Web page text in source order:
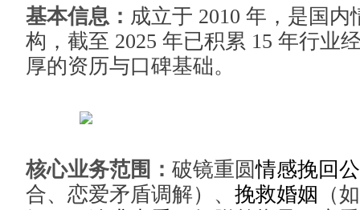
基本信息： 成立于 2010 年，是国
构，截至 2025 年已积累 15 年行业
厚的资历与口碑基础。
核心业务范围： 破镜重圆情感挽回
合、恋爱矛盾调解）、 挽救婚姻
（